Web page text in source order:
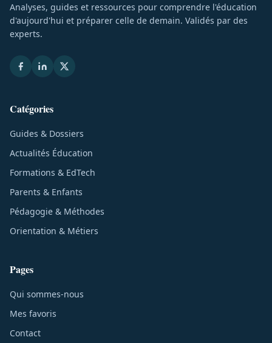
Analyses, guides et ressources pour comprendre l'éducation
d'aujourd'hui et préparer celle de demain. Validés par des
experts.
Catégories
Guides & Dossiers
Actualités Éducation
Formations & EdTech
Parents & Enfants
Pédagogie & Méthodes
Orientation & Métiers
Pages
Qui sommes-nous
Mes favoris
Contact